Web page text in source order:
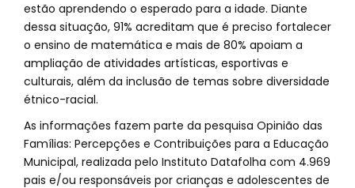
estão aprendendo o esperado para a idade. Diante
dessa situação, 91% acreditam que é preciso fortalecer
o ensino de matemática e mais de 80% apoiam a
ampliação de atividades artísticas, esportivas e
culturais, além da inclusão de temas sobre diversidade
étnico-racial.
As informações fazem parte da pesquisa Opinião das
Famílias: Percepções e Contribuições para a Educação
Municipal, realizada pelo Instituto Datafolha com 4.969
pais e/ou responsáveis por crianças e adolescentes de